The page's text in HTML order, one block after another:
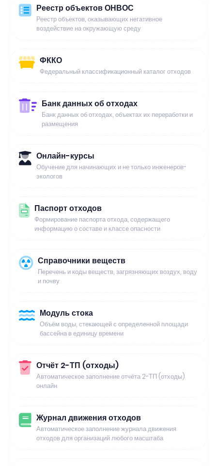
Реестр объектов ОНВОС
Реестр объектов, оказывающих негативное
воздействие на окружающую среду
ФККО
Федеральный классификационный каталог отходов
Банк данных об отходах
Банк данных об отходах, объектах их переработки и
размещения
Онлайн-курсы
Обучение для начинающих и не только инженеров-
экологов
Паспорт отходов
Формирование паспорта отхода, содержащего
информацию о составе и классе опасности
Справочники веществ
Перечень и коды веществ, загрязняющих воздух, воду
и почву
Модуль стока
Объём воды, стекающей с определенной площади
бассейна в единицу времени
Отчёт 2-ТП (отходы)
Автоматическое заполнение отчёта 2-ТП (отходы)
онлайн
Журнал движения отходов
Автоматическое заполнение журнала движения
отходов для организаций любого масштаба